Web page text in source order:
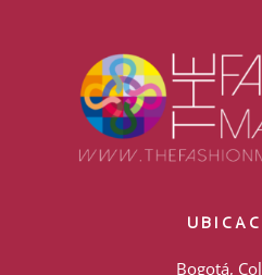
Bogotá,